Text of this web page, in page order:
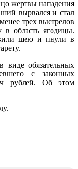
жертвы нападения
вырвался и стал
трех выстрелов
в область ягодицы.
шею и пнули в
виде обязательных
с законных
рублей. Об этом